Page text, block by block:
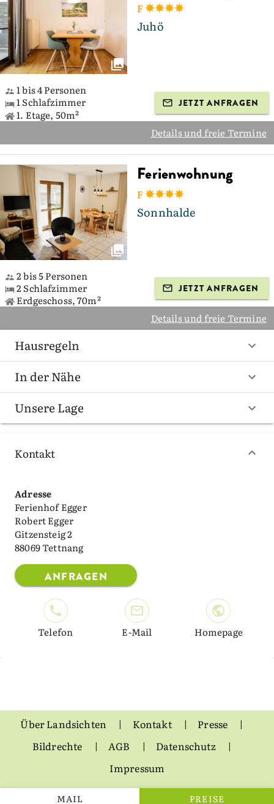
MAIL PREISE
F
Juhö
1 bis 4 Personen
1 Schlafzimmer
1. Etage, 50m²
JETZT ANFRAGEN
Details und freie Termine
Ferienwohnung
F
Sonnhalde
2 bis 5 Personen
2 Schlafzimmer
Erdgeschoss, 70m²
JETZT ANFRAGEN
Details und freie Termine
Hausregeln
In der Nähe
Unsere Lage
Kontakt
Adresse
Ferienhof Egger
Robert Egger
Gitzensteig 2
88069 Tettnang
ANFRAGEN
Telefon E-Mail Homepage
Über Landsichten Kontakt
Presse
Bildrechte
AGB
Datenschutz
Impressum